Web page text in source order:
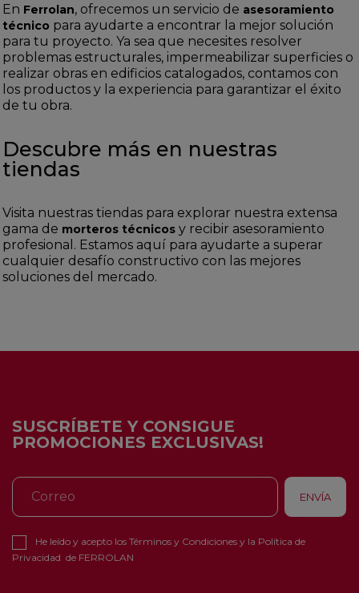
En Ferrolan, ofrecemos un servicio de asesoramiento
técnico para ayudarte a encontrar la mejor solución
para tu proyecto. Ya sea que necesites resolver
problemas estructurales, impermeabilizar superficies o
realizar obras en edificios catalogados, contamos con
los productos y la experiencia para garantizar el éxito
de tu obra.
Descubre más en nuestras
tiendas
Visita nuestras tiendas para explorar nuestra extensa
gama de morteros técnicos y recibir asesoramiento
profesional. Estamos aquí para ayudarte a superar
cualquier desafío constructivo con las mejores
soluciones del mercado.
SUSCRÍBETE Y CONSIGUE
PROMOCIONES EXCLUSIVAS!
He leído y acepto los Términos y Condiciones y la Política de
Privacidad de FERROLAN